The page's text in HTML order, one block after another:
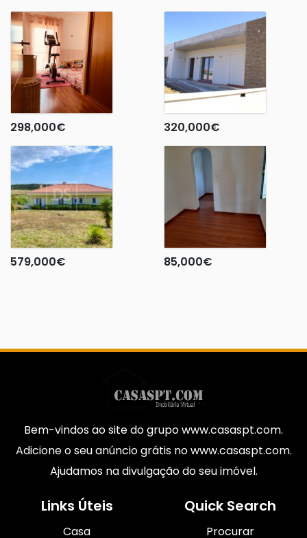
298,000€ 320,000€
579,000€ 85,000€
Bem-vindos ao site do grupo www.casaspt.com.
Adicione o seu anúncio grátis no www.casaspt.com.
Ajudamos na divulgação do seu imóvel.
Links Úteis
Casa
Quick Search
Procurar